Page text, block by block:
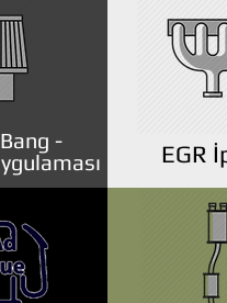
-
EGR